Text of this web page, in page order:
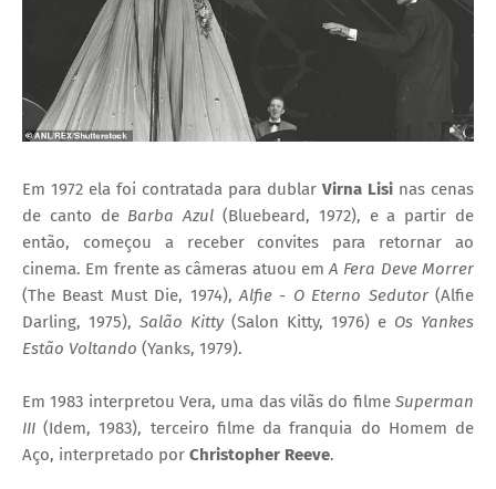
Em 1972 ela foi contratada para dublar Virna Lisi nas cenas
de canto de Barba Azul(Bluebeard, 1972), e a partir de
então, começou a receber convites para retornar ao
cinema. Em frente as câmeras atuou em A Fera Deve Morrer
(The Beast Must Die, 1974), Alfie - O Eterno Sedutor(Alfie
Darling, 1975), Salão Kitty(Salon Kitty, 1976) e Os Yankes
Estão Voltando (Yanks, 1979).
Em 1983 interpretou Vera, uma das vilãs do filmeSuperman
III (Idem, 1983), terceiro filme da franquia do Homem de
Aço, interpretado por Christopher Reeve.